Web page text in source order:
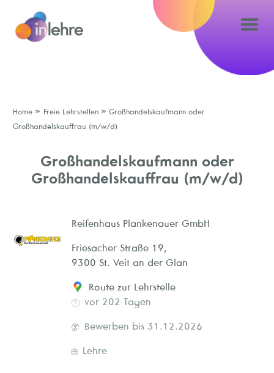
Home » Freie Lehrstellen » Großhandelskaufmann oder
Großhandelskauffrau (m/w/d)
Großhandelskaufmann oder
Großhandelskauffrau (m/w/d)
Reifenhaus Plankenauer GmbH
Friesacher Straße 19,
9300 St. Veit an der Glan
Route zur Lehrstelle
vor 202 Tagen
Bewerben bis 31.12.2026
Lehre